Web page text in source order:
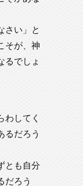
さい」と
そが、神
るでしょ
わしてく
るだろう
とも自分
だろう